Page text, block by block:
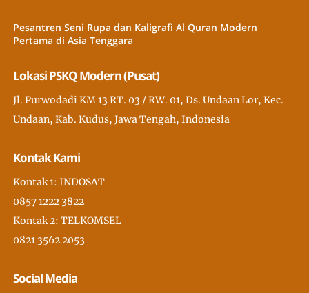
Pesantren Seni Rupa dan Kaligrafi Al Quran Modern
Pertama di Asia Tenggara
Lokasi PSKQ Modern (Pusat)
Jl. Purwodadi KM 13 RT. 03 / RW. 01, Ds. Undaan Lor, Kec.
Undaan, Kab. Kudus, Jawa Tengah, Indonesia
Kontak Kami
Kontak 1: INDOSAT
0857 1222 3822
Kontak 2: TELKOMSEL
0821 3562 2053
Social Media